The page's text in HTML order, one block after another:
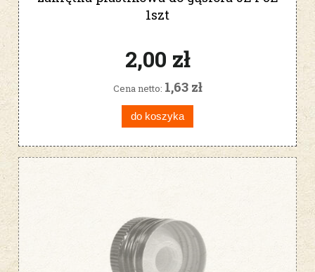
1szt
2,00 zł
Cena netto: 1,63 zł
do koszyka